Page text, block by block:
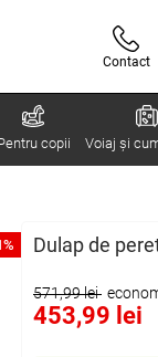
Contact
copii Voiaj și
Dulap de
571,99 lei
453,99 lei